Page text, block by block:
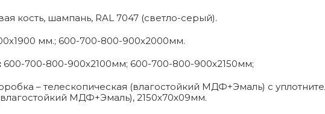
кость, шампань, RAL 7047 (светло-серый).
мм.; 600-700-800-900х2000мм.
600-700-800-900х2100мм; 600-700-800-900х2150мм;
– телескопическая (влагостойкий МДФ+Эмаль) с
МДФ+Эмаль), 2150х70х09мм.